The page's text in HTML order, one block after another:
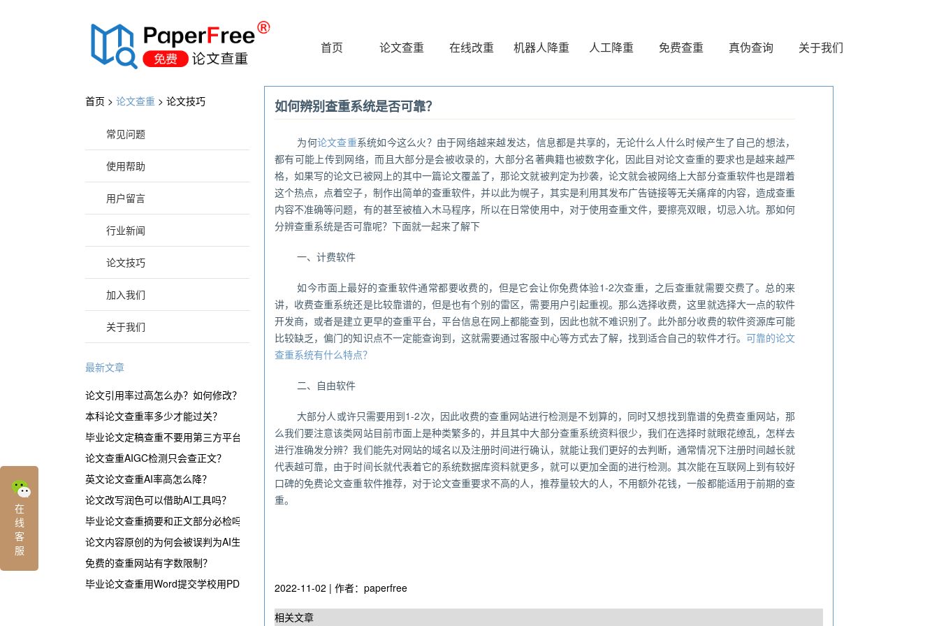
®
首页 论文查重 在线改重 机器人降重 人工降重 免费查重 真伪查询 关于我们
首页 > 论文查重 > 论文技巧
常见问题
使用帮助
用户留言
行业新闻
论文技巧
加入我们
关于我们
最新文章
论文引用率过高怎么办？如何修改？
本科论文查重率多少才能过关？
毕业论文定稿查重不要用第三方平台？
论文查重AIGC检测只会查正文？
英文论文查重AI率高怎么降？
论文改写润色可以借助AI工具吗？
毕业论文查重摘要和正文部分必检吗？
论文内容原创的为何会被误判为AI生成？
免费的查重网站有字数限制？
毕业论文查重用Word提交学校用PDF？
如何辨别查重系统是否可靠？
为何论文查重系统如今这么火？由于网络越来越发达，信息都是共享的，无论什么人什么时候产生了自己的想法，
都有可能上传到网络，而且大部分是会被收录的，大部分名著典籍也被数字化，因此目对论文查重的要求也是越来越严
格，如果写的论文已被网上的其中一篇论文覆盖了，那论文就被判定为抄袭，论文就会被网络上大部分查重软件也是蹭着
这个热点，点着空子，制作出简单的查重软件，并以此为幌子，其实是利用其发布广告链接等无关痛痒的内容，造成查重
内容不准确等问题，有的甚至被植入木马程序，所以在日常使用中，对于使用查重文件，要擦亮双眼，切忌入坑。那如何
分辨查重系统是否可靠呢？下面就一起来了解下
一、计费软件
如今市面上最好的查重软件通常都要收费的，但是它会让你免费体验1-2次查重，之后查重就需要交费了。总的来
讲，收费查重系统还是比较靠谱的，但是也有个别的雷区，需要用户引起重视。那么选择收费，这里就选择大一点的软件
开发商，或者是建立更早的查重平台，平台信息在网上都能查到，因此也就不难识别了。此外部分收费的软件资源库可能
比较缺乏，偏门的知识点不一定能查询到，这就需要通过客服中心等方式去了解，找到适合自己的软件才行。 可靠的论文
查重系统有什么特点？
二、自由软件
大部分人或许只需要用到1-2次，因此收费的查重网站进行检测是不划算的，同时又想找到靠谱的免费查重网站，那
么我们要注意该类网站目前市面上是种类繁多的，并且其中大部分查重系统资料很少，我们在选择时就眼花缭乱，怎样去
进行准确发分辨？我们能先对网站的域名以及注册时间进行确认，就能让我们更好的去判断，通常情况下注册时间越长就
代表越可靠，由于时间长就代表着它的系统数据库资料就更多，就可以更加全面的进行检测。其次能在互联网上到有较好
口碑的免费论文查重软件推荐，对于论文查重要求不高的人，推荐量较大的人，不用额外花钱，一般都能适用于前期的查
重。
2022-11-02 | 作者：paperfree
相关文章
在
线
客
服